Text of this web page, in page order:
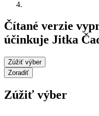
Čítané verzie
účinkuje Jitka
Zúžiť výber
Zoradiť
Zúžiť výber